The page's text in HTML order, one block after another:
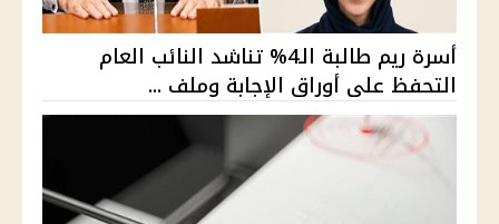
أسرة ريم طالبة الـ4% تناشد النائب العام
التحفظ على أوراق الإجابة وملف ...